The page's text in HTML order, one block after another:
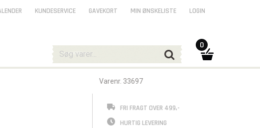
Varenr. 33697
FRI FRAGT OVER 499,-
HURTIG LEVERING
KUNDESERVICE GAVEKORT MIN ØNSKELISTE LOGIN
0